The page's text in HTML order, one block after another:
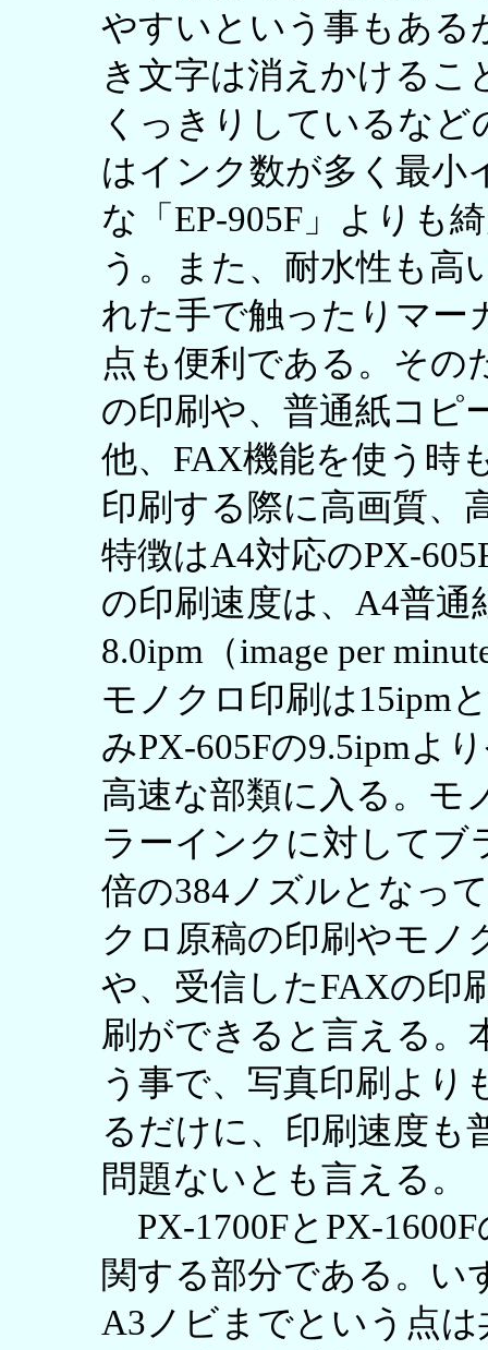
やすいという事もある
き文字は消えかけるこ
くっきりしているな
はインク数が多く最小
な「EP-905F」よりも
う。また、耐水性も高
れた手で触ったりマー
点も便利である。その
の印刷や、普通紙コピ
他、FAX機能を使う時
印刷する際に高画質、
特徴はA4対応のPX-
の印刷速度は、A4普
8.0ipm（image per
モノクロ印刷は15ipm
みPX-605Fの9.5ipmよ
高速な部類に入る。モ
ラーインクに対してブ
倍の384ノズルとなっ
クロ原稿の印刷やモノ
や、受信したFAXの印
刷ができると言える。
う事で、写真印刷より
るだけに、印刷速度も
問題ないとも言える。
PX-1700FとPX-
関する部分である。い
A3ノビまでという点